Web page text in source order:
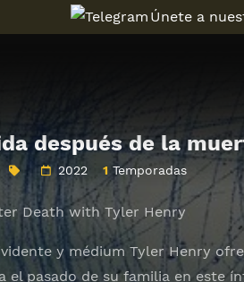
Únete a
después de la
2022 1Temporadas
Death with Tyler Henry
y médium Tyler Henry
el pasado de su familia en este